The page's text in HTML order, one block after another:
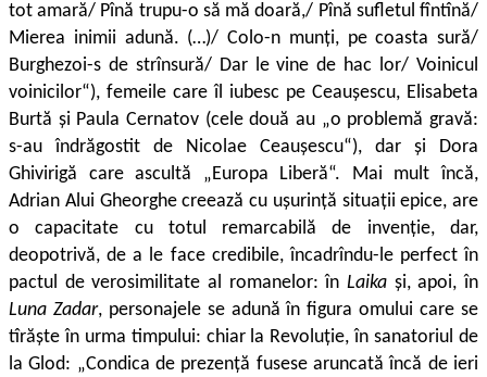
tot amară/ Pînă trupu-o să mă doară,/ Pînă su­fletul fîntînă/
Mierea inimii adună. (…)/ Colo-n munți, pe coasta sură/
Burghezoi-s de strînsură/ Dar le vine de hac lor/ Voinicul
voinicilor“), femeile care îl iubesc pe Ceaușescu, Elisabeta
Burtă și Paula Cernatov (cele două au „o problemă gravă:
s-au îndrăgostit de Nicolae Ceaușescu“), dar și Dora
Ghivirigă care ascultă „Europa Liberă“. Mai mult încă,
Adrian Alui Gheorghe creează cu ușurință situații epice, are
o capacitate cu totul remarcabilă de invenție, dar,
deopotrivă, de a le face credibile, încadrîndu-le perfect în
pactul de verosimilitate al romanelor: în Laika și, apoi, în
Luna Zadar, personajele se adună în figura omului care se
tîrăște în ur­ma timpului: chiar la Revoluție, în sanatoriul de
la Glod: „Condica de prezență fusese aruncată încă de ieri